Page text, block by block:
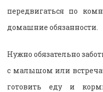
передвигаться по
домашние обязанности.
Нужно обязательно
с малышом или
готовить еду и